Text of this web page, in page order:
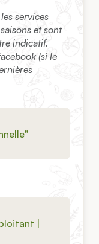
services
et sont
indicatif.
(si le
|